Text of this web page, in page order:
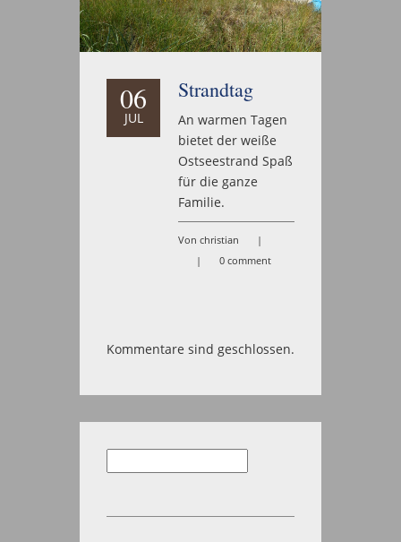
06
JUL
Strandtag
An warmen Tagen
bietet der weiße
Ostseestrand Spaß
für die ganze
Familie.
Von christian
|
|
0 comment
Kommentare sind geschlossen.